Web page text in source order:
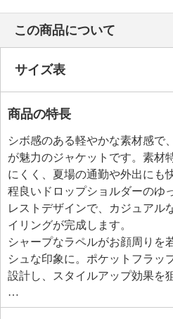
この商品について
サイズ表
商品の特長
シボ感のある軽やかな素材感で
が魅力のジャケットです。素材
にくく、夏場の通勤や外出にも
程良いドロップショルダーのゆ
レストデザインで、カジュアル
イリングが完成します。
シャープなラペルがお顔周りを
シュな印象に。ポケットフラッ
設計し、スタイルアップ効果を
ランス丈は幅広いボトムスと相
群です。肘下までのハーフスリ